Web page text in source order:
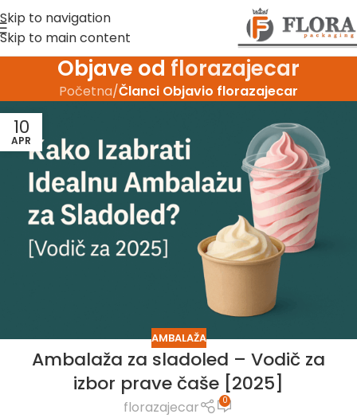
Skip to navigation
Skip to main content
Objave od florazajecar
Početna/Članci Objavio florazajecar
10
APR
AMBALAŽA
Ambalaža za sladoled – Vodič za
izbor prave čaše [2025]
florazajecar 0